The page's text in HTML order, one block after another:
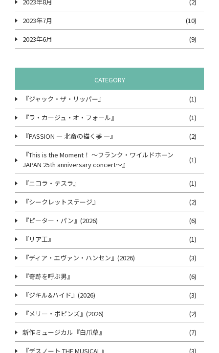
2023年8月
(2)
2023年7月
(10)
2023年6月
(9)
CATEGORY
『ジャック・ザ・リッパー』
(1)
『ラ・カージュ・オ・フォール』
(1)
『PASSION ― 北斎の描く夢 ―』
(2)
『This is the Moment！ ～フランク・ワイルドホーン
JAPAN 25th anniversary concert～』
(1)
『ニコラ・テスラ』
(1)
『シークレットステージ』
(2)
『ピーター・パン』(2026)
(6)
『リア王』
(1)
『ディア・エヴァン・ハンセン』(2026)
(3)
『奇跡を呼ぶ男』
(6)
『ジキル&ハイド』(2026)
(3)
『メリー・ポピンズ』(2026)
(2)
新作ミュージカル『白爪草』
(7)
『デスノート THE MUSICAL』
(3)